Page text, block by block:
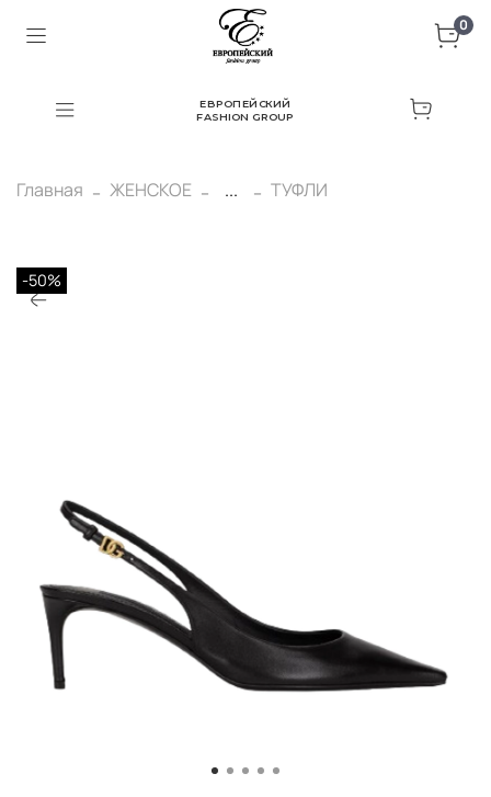
0
ЕВРОПЕЙСКИЙ
FASHION GROUP
Главная ЖЕНСКОЕ ... ТУФЛИ
-50%